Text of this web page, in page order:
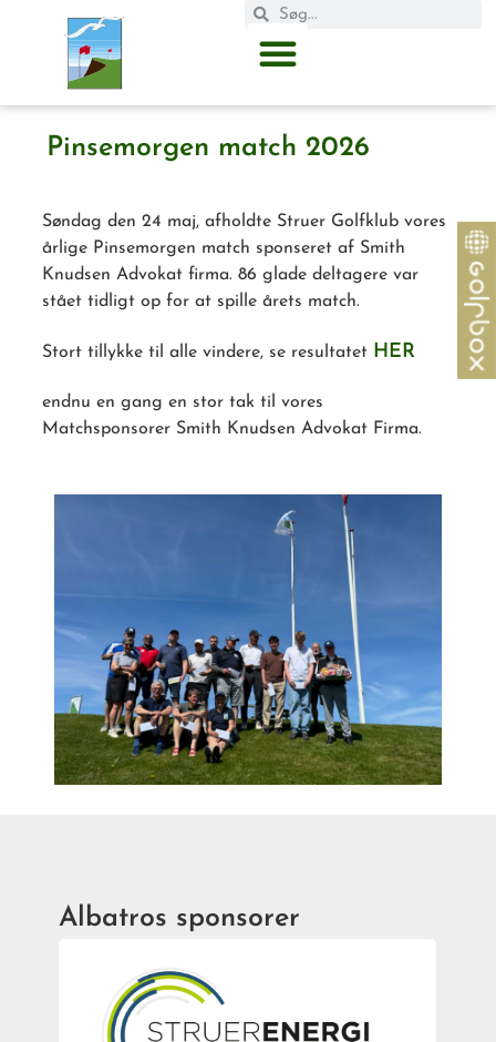
Pinsemorgen match 2026
Søndag den 24 maj, afholdte Struer Golfklub vores
årlige Pinsemorgen match sponseret af Smith
Knudsen Advokat firma. 86 glade deltagere var
stået tidligt op for at spille årets match.
Stort tillykke til alle vindere, se resultatet HER
endnu en gang en stor tak til vores
Matchsponsorer Smith Knudsen Advokat Firma.
Albatros sponsorer